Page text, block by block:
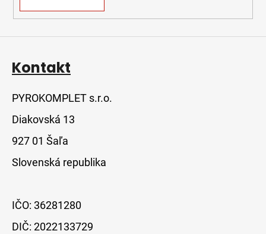
Kontakt
PYROKOMPLET s.r.o.
Diakovská 13
927 01 Šaľa
Slovenská republika
IČO: 36281280
DIČ: 2022133729